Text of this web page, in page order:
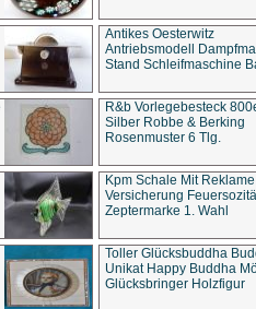
Antikes Oesterwitz
Antriebsmodell
Stand Schleifmaschine
R&b Vorlegebesteck
Silber Robbe & Berking
Rosenmuster 6 Tlg.
Kpm Schale Mit Reklame
Versicherung
Zeptermarke 1. Wahl
Toller Glücksbuddha
Unikat Happy Buddha
Glücksbringer Holzfigur